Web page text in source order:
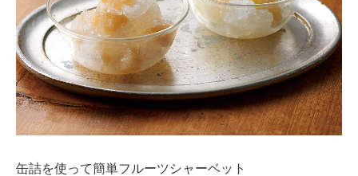
缶詰を使って簡単フルーツシャーベット